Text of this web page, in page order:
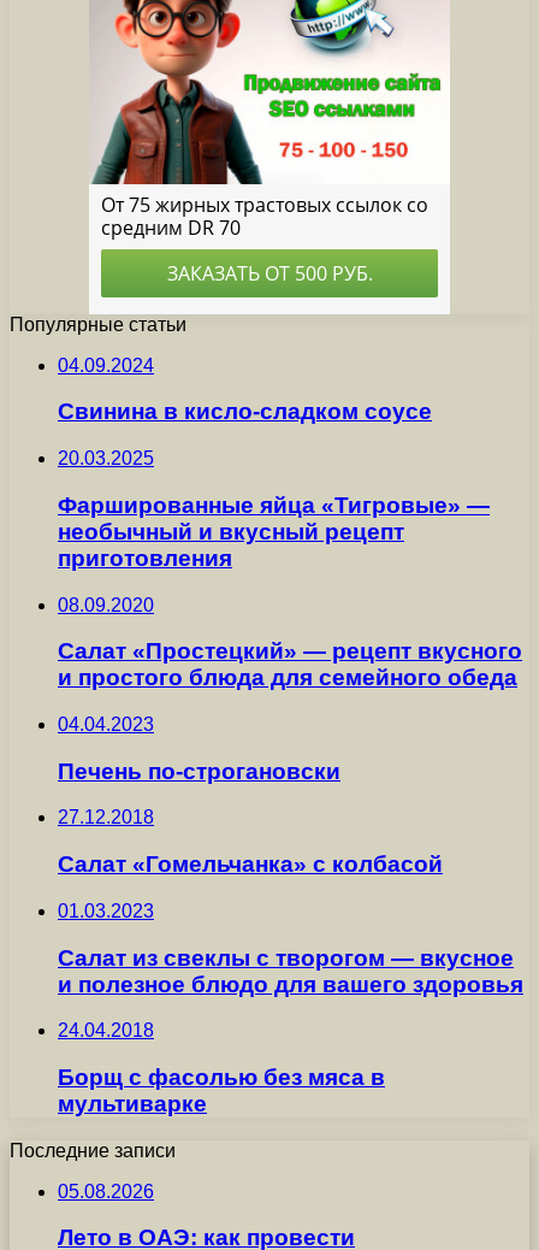
Популярные статьи
04.09.2024
Свинина в кисло-сладком соусе
20.03.2025
Фаршированные яйца «Тигровые» —
необычный и вкусный рецепт
приготовления
08.09.2020
Салат «Простецкий» — рецепт вкусного
и простого блюда для семейного обеда
04.04.2023
Печень по-строгановски
27.12.2018
Салат «Гомельчанка» с колбасой
01.03.2023
Салат из свеклы с творогом — вкусное
и полезное блюдо для вашего здоровья
24.04.2018
Борщ с фасолью без мяса в
мультиварке
Последние записи
05.08.2026
Лето в ОАЭ: как провести